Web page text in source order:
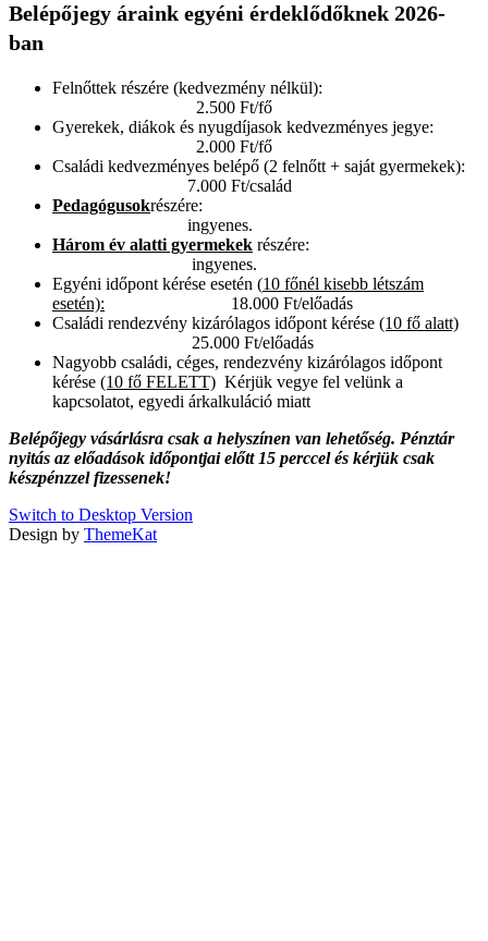
Belépőjegy áraink egyéni érdeklődőknek 2026-
ban
Felnőttek részére (kedvezmény nélkül):
2.500 Ft/fő
Gyerekek, diákok és nyugdíjasok kedvezményes jegye:
2.000 Ft/fő
Családi kedvezményes belépő (2 felnőtt + saját gyermekek):
7.000 Ft/család
Pedagógusokrészére:
ingyenes.
Három év alatti gyermekek részére:
ingyenes.
Egyéni időpont kérése esetén (10 főnél kisebb létszám
esetén): 18.000 Ft/előadás
Családi rendezvény kizárólagos időpont kérése (10 fő alatt)
25.000 Ft/előadás
Nagyobb családi, céges, rendezvény kizárólagos időpont
kérése (10 fő FELETT) Kérjük vegye fel velünk a
kapcsolatot, egyedi árkalkuláció miatt
Belépőjegy vásárlásra csak a helyszínen van lehetőség. Pénztár
nyitás az előadások időpontjai előtt 15 perccel és kérjük csak
készpénzzel fizessenek!
Switch to Desktop Version
Design by ThemeKat